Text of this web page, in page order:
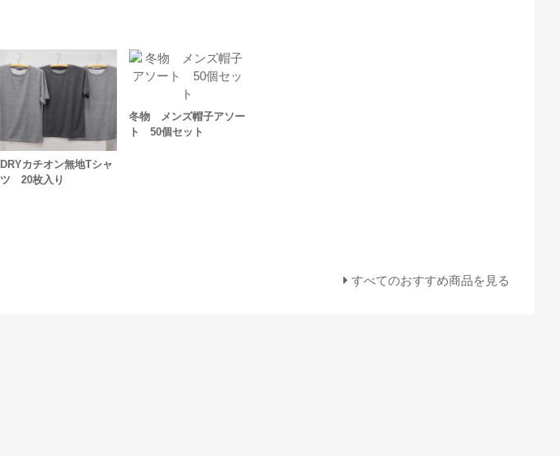
DRYカチオン無地Tシャ
ツ 20枚入り
冬物 メンズ帽子アソー
ト 50個セット
すべてのおすすめ商品を見る